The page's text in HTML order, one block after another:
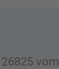
26825